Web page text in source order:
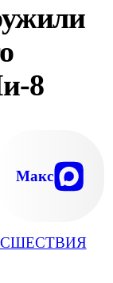
8
Макс